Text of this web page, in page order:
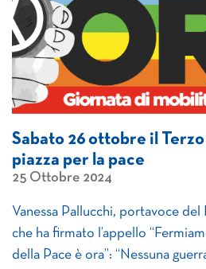
Sabato 26 ottobre il
piazza per la pace
25 Ottobre 2024
Vanessa Pallucchi, portavoce
che ha firmato l’appello
della Pace è ora”: “Nessuna